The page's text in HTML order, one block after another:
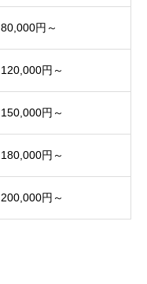
80,000円～
120,000円～
150,000円～
180,000円～
200,000円～